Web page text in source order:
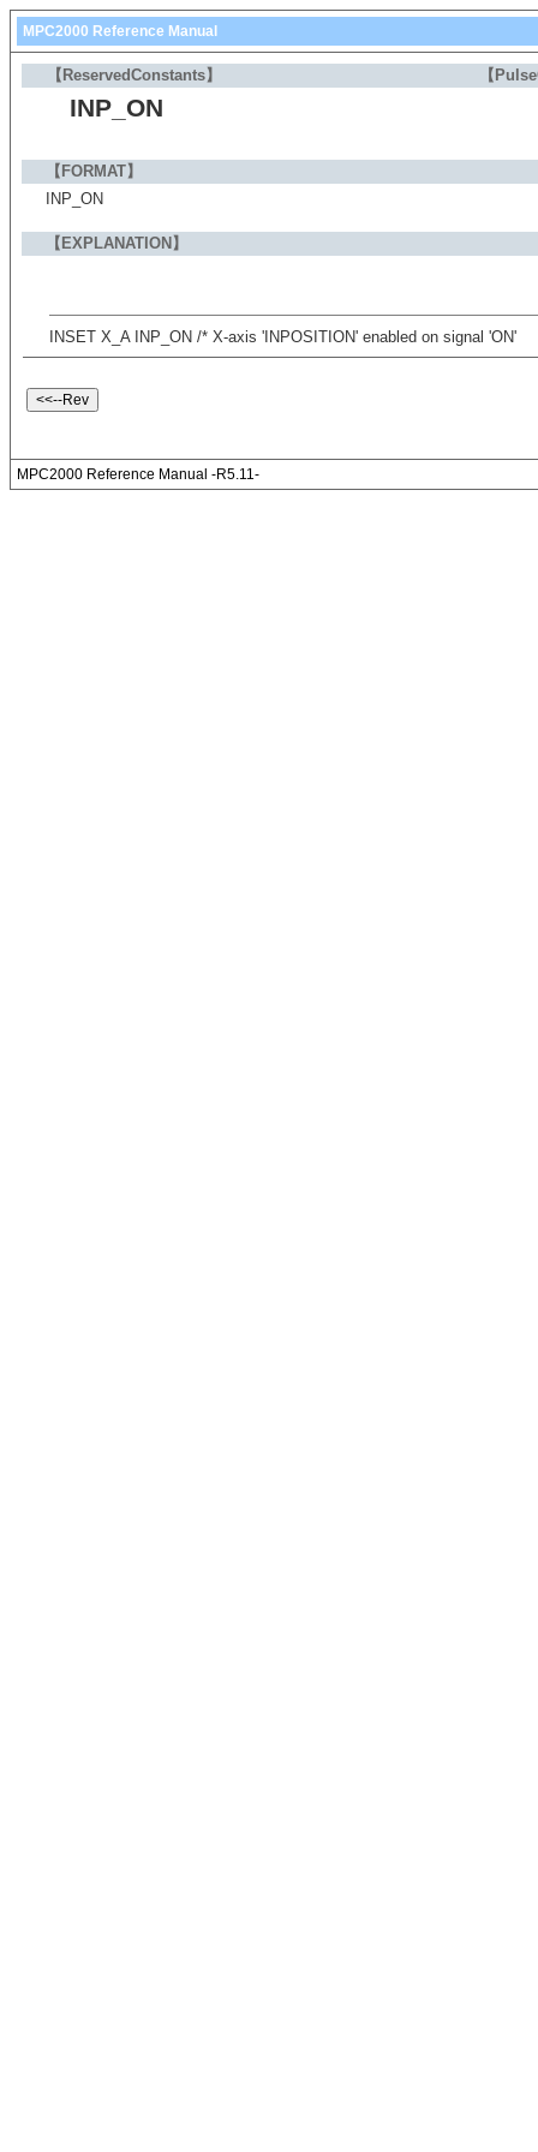
MPC2000 Reference Manual
【ReservedConstants】 【
INP_ON
【FORMAT】
INP_ON
【EXPLANATION】
INSET X_A INP_ON /* X-axis 'INPOSITION' enabled on signal 'ON'
MPC2000 Reference Manual -R5.11-